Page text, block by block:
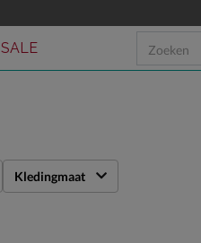
SALE
Kledingmaat